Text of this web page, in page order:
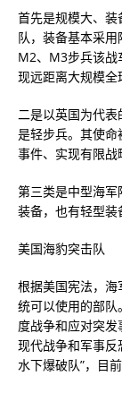
首先是规模大、
队，装备基本采用
M2、M3步兵该战
现远距离大规模全
二是以英国为代
是轻步兵。其使
事件、实现有限战
第三类是中型海
装备，也有轻型装
美国海豹突击队
根据美国宪法，
统可以使用的部
度战争和应对突发
现代战争和军事反
水下爆破队”，目